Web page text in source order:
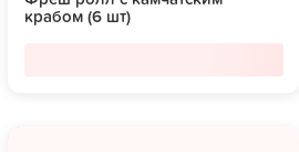
крабом (6 шт)